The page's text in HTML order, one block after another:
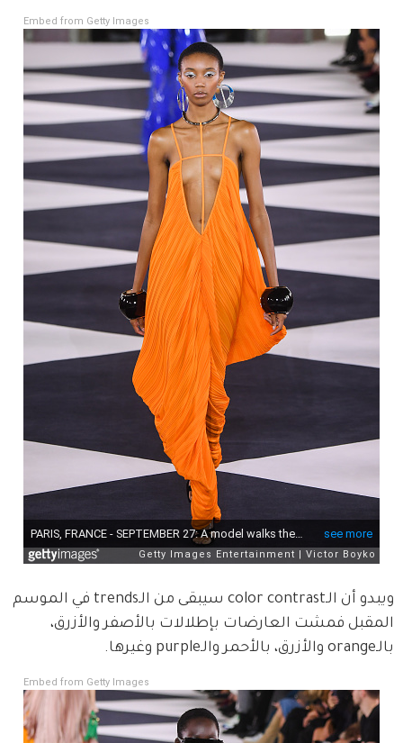
Embed from Getty Images
ويبدو أن الـcolor contrast سيبقى من الـtrends في الموسم
المقبل فمشت العارضات بإطلالات بالأصفر والأزرق،
بالـorange والأزرق، بالأحمر والـpurple وغيرها.
Embed from Getty Images